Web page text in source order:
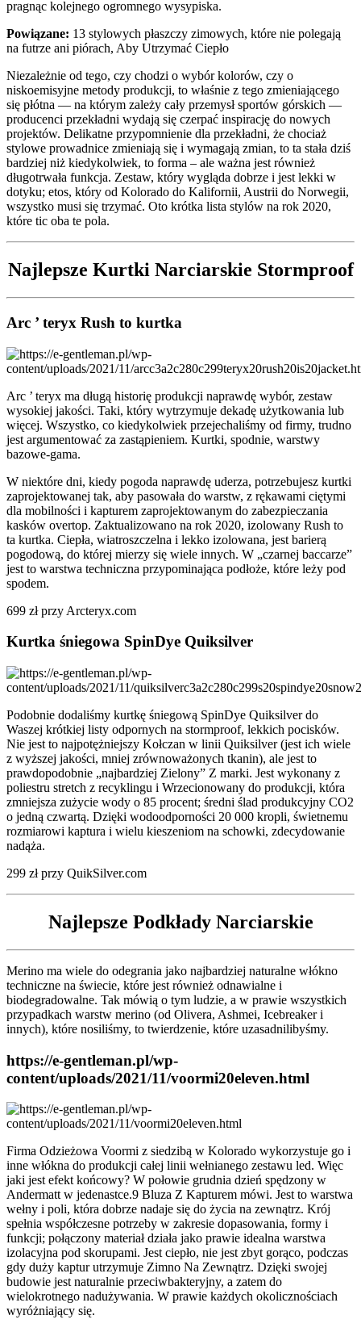
pragnąc kolejnego ogromnego wysypiska.
Powiązane: 13 stylowych płaszczy zimowych, które nie polegają
na futrze ani piórach, Aby Utrzymać Ciepło
Niezależnie od tego, czy chodzi o wybór kolorów, czy o
niskoemisyjne metody produkcji, to właśnie z tego zmieniającego
się płótna — na którym zależy cały przemysł sportów górskich —
producenci przekładni wydają się czerpać inspirację do nowych
projektów. Delikatne przypomnienie dla przekładni, że chociaż
stylowe prowadnice zmieniają się i wymagają zmian, to ta stała dziś
bardziej niż kiedykolwiek, to forma – ale ważna jest również
długotrwała funkcja. Zestaw, który wygląda dobrze i jest lekki w
dotyku; etos, który od Kolorado do Kalifornii, Austrii do Norwegii,
wszystko musi się trzymać. Oto krótka lista stylów na rok 2020,
które tic oba te pola.
Najlepsze Kurtki Narciarskie Stormproof
Arc ’ teryx Rush to kurtka
Arc ’ teryx ma długą historię produkcji naprawdę wybór, zestaw
wysokiej jakości. Taki, który wytrzymuje dekadę użytkowania lub
więcej. Wszystko, co kiedykolwiek przejechaliśmy od firmy, trudno
jest argumentować za zastąpieniem. Kurtki, spodnie, warstwy
bazowe-gama.
W niektóre dni, kiedy pogoda naprawdę uderza, potrzebujesz kurtki
zaprojektowanej tak, aby pasowała do warstw, z rękawami ciętymi
dla mobilności i kapturem zaprojektowanym do zabezpieczania
kasków overtop. Zaktualizowano na rok 2020, izolowany Rush to
ta kurtka. Ciepła, wiatroszczelna i lekko izolowana, jest barierą
pogodową, do której mierzy się wiele innych. W „czarnej baccarze”
jest to warstwa techniczna przypominająca podłoże, które leży pod
spodem.
699 zł przy Arcteryx.com
Kurtka śniegowa SpinDye Quiksilver
Podobnie dodaliśmy kurtkę śniegową SpinDye Quiksilver do
Waszej krótkiej listy odpornych na stormproof, lekkich pocisków.
Nie jest to najpotężniejszy Kołczan w linii Quiksilver (jest ich wiele
z wyższej jakości, mniej zrównoważonych tkanin), ale jest to
prawdopodobnie „najbardziej Zielony” Z marki. Jest wykonany z
poliestru stretch z recyklingu i Wrzecionowany do produkcji, która
zmniejsza zużycie wody o 85 procent; średni ślad produkcyjny CO2
o jedną czwartą. Dzięki wodoodporności 20 000 kropli, świetnemu
rozmiarowi kaptura i wielu kieszeniom na schowki, zdecydowanie
nadąża.
299 zł przy QuikSilver.com
Najlepsze Podkłady Narciarskie
Merino ma wiele do odegrania jako najbardziej naturalne włókno
techniczne na świecie, które jest również odnawialne i
biodegradowalne. Tak mówią o tym ludzie, a w prawie wszystkich
przypadkach warstw merino (od Olivera, Ashmei, Icebreaker i
innych), które nosiliśmy, to twierdzenie, które uzasadnilibyśmy.
https://e-gentleman.pl/wp-
content/uploads/2021/11/voormi20eleven.html
Firma Odzieżowa Voormi z siedzibą w Kolorado wykorzystuje go i
inne włókna do produkcji całej linii wełnianego zestawu led. Więc
jaki jest efekt końcowy? W połowie grudnia dzień spędzony w
Andermatt w jedenastce.9 Bluza Z Kapturem mówi. Jest to warstwa
wełny i poli, która dobrze nadaje się do życia na zewnątrz. Krój
spełnia współczesne potrzeby w zakresie dopasowania, formy i
funkcji; połączony materiał działa jako prawie idealna warstwa
izolacyjna pod skorupami. Jest ciepło, nie jest zbyt gorąco, podczas
gdy duży kaptur utrzymuje Zimno Na Zewnątrz. Dzięki swojej
budowie jest naturalnie przeciwbakteryjny, a zatem do
wielokrotnego nadużywania. W prawie każdych okolicznościach
wyróżniający się.